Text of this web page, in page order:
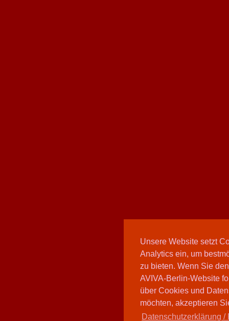
Unsere Website setzt
Analytics ein, um
zu bieten. Wenn Sie
AVIVA-Berlin-Website
über Cookies und
möchten, akzeptieren
Datenschutzerklärung /